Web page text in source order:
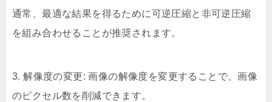
通常、最適な結果を得るために可逆圧縮と非可逆圧縮
を組み合わせることが推奨されます。
3. 解像度の変更: 画像の解像度を変更することで、画像
のピクセル数を削減できます。